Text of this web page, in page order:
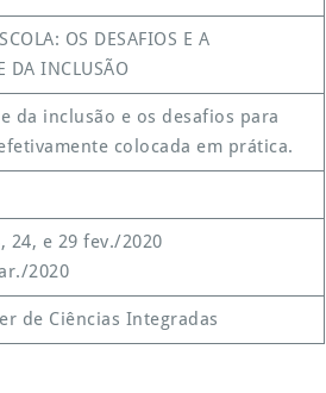
OS DESAFIOS E A
DA INCLUSÃO
da inclusão e os desafios para
colocada em prática.
24, e 29 fev./2020
2020
de Ciências Integradas